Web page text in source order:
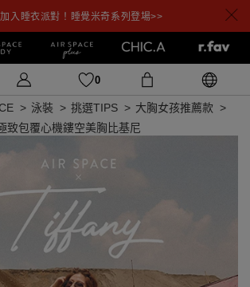
入睡衣派對！睡覺米奇系列登場>>
0
泳裝 挑選TIPS
大胸女孩推薦款
致包覆心機鏤空美胸比基尼